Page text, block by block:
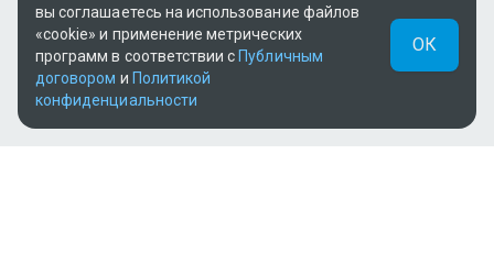
МЫ В СОЦСЕТЯХ
вы соглашаетесь на использование файлов
«cookie» и применение метрических
программ в соответствии с Публичным
договором и Политикой
конфиденциальности
ОК